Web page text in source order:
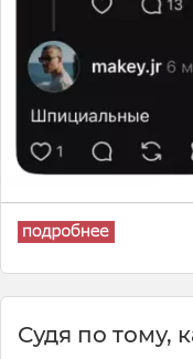
Судя по тому,